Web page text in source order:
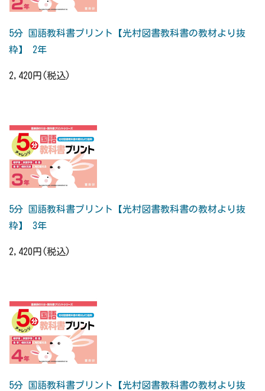
5分 国語教科書プリント【光村図書教科書の教材より抜
粋】 2年
2,420円(税込)
5分 国語教科書プリント【光村図書教科書の教材より抜
粋】 3年
2,420円(税込)
5分 国語教科書プリント【光村図書教科書の教材より抜